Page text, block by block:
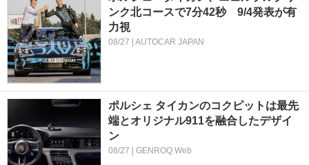
ンク北コースで7分42秒 9/4発表が有
力視
08/27 | AUTOCAR JAPAN
ポルシェ タイカンのコクピットは最先
端とオリジナル911を融合したデザイ
ン
08/27 | GENROQ Web